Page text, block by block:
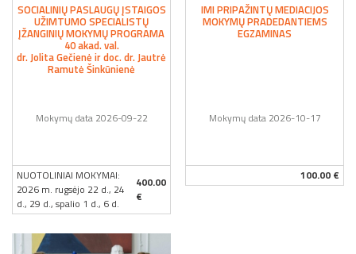
SOCIALINIŲ PASLAUGŲ ĮSTAIGOS
UŽIMTUMO SPECIALISTŲ
ĮŽANGINIŲ MOKYMŲ PROGRAMA
40 akad. val.
dr. Jolita Gečienė ir doc. dr. Jautrė
Ramutė Šinkūnienė
Mokymų data 2026-09-22
NUOTOLINIAI MOKYMAI:
2026 m. rugsėjo 22 d., 24
d., 29 d., spalio 1 d., 6 d.
400.00
€
IMI PRIPAŽINTŲ MEDIACIJOS
MOKYMŲ PRADEDANTIEMS
EGZAMINAS
Mokymų data 2026-10-17
100.00 €